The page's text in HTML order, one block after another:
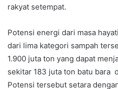
rakyat setempat.
Potensi energi dari masa
dari lima kategori sampah
1.900 juta ton yang dapat
sekitar 183 juta ton batu bara
Potensi tersebut setara